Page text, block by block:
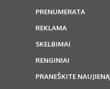
PRENUMERATA
REKLAMA
SKELBIMAI
RENGINIAI
PRANEŠKITE NAUJIENĄ